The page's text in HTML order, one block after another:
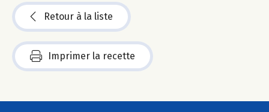
Retour à la liste
Imprimer la recette